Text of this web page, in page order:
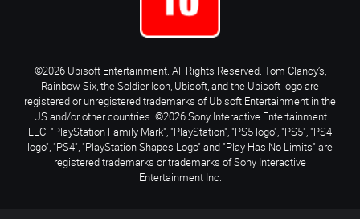
©2026 Ubisoft Entertainment. All Rights Reserved. Tom Clancy’s,
Rainbow Six, the Soldier Icon, Ubisoft, and the Ubisoft logo are
registered or unregistered trademarks of Ubisoft Entertainment in the
US and/or other countries. ©2026 Sony Interactive Entertainment
LLC. "PlayStation Family Mark", "PlayStation", "PS5 logo", "PS5", "PS4
logo", "PS4", "PlayStation Shapes Logo" and "Play Has No Limits" are
registered trademarks or trademarks of Sony Interactive
Entertainment Inc.